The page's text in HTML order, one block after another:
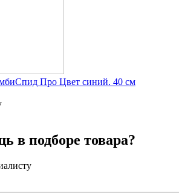
Про Цвет синий. 40 см
в подборе товара?